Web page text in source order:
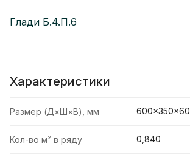
Глади Б.4.П.6
Характеристики
Размер (Д×Ш×В), мм 600×350×60
Кол-во м² в ряду 0,840